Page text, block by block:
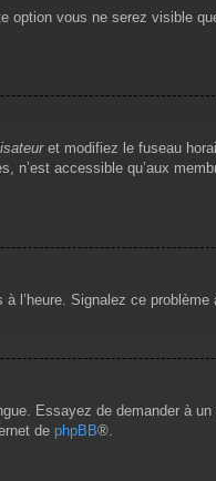
option vous ne serez visible
et modifiez le fuseau
accessible qu’aux
l’heure. Signalez ce problème
Essayez de demander à
de phpBB®.